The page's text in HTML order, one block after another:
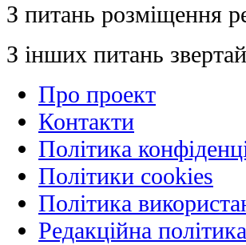
З питань розміщення
З інших питань
Про проект
Контакти
Політика
Політики cookies
Політика
Редакційна політика